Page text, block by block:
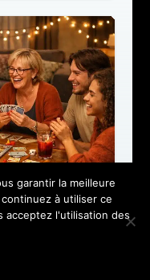
soirée
garantir la meilleure
à utiliser ce
acceptez l'utilisation des